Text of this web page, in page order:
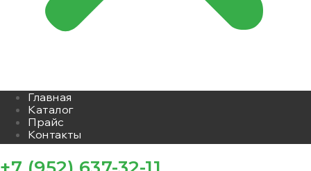
Главная
Каталог
Прайс
Контакты